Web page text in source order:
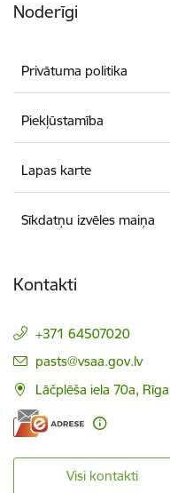
Noderīgi
Privātuma politika
Piekļūstamība
Lapas karte
Sīkdatņu izvēles maiņa
Kontakti
+371 64507020
E-pasts:
pasts@vsaa.gov.lv
Lāčplēša iela 70a,
Visi kontakti